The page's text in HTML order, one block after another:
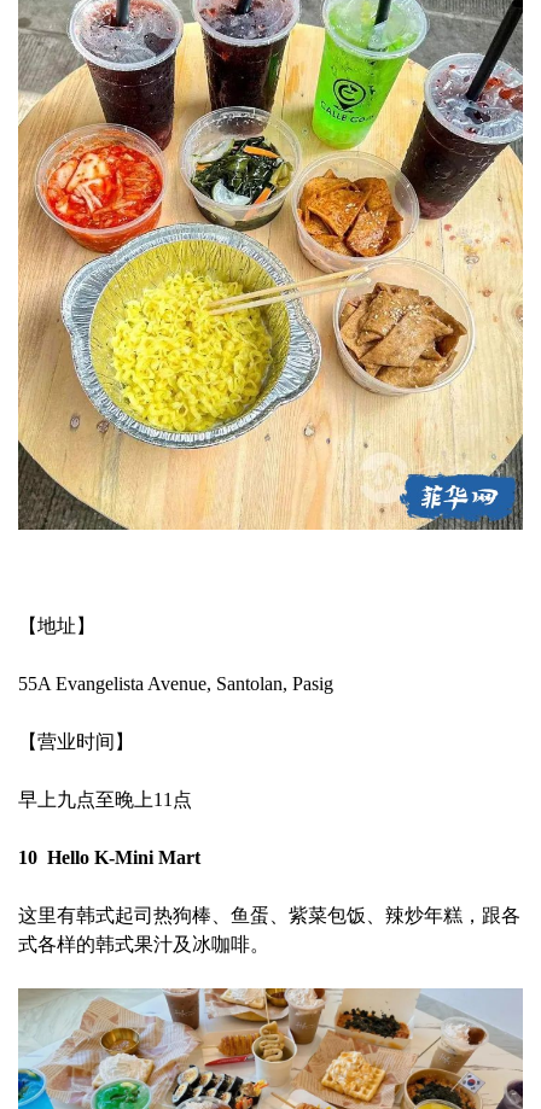
【地址】
55A Evangelista Avenue, Santolan, Pasig
【营业时间】
早上九点至晚上11点
10 Hello K-Mini Mart
这里有韩式起司热狗棒、鱼蛋、紫菜包饭、辣炒年糕，跟各
式各样的韩式果汁及冰咖啡。